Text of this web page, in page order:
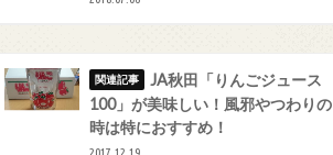
JA秋田「りんごジュース
100」が美味しい！風邪やつわりの
時は特におすすめ！